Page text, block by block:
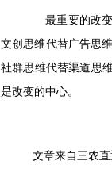
最重要的改变
文创思维代替广告思
社群思维代替渠道思
是改变的中心。
文章来自三农直